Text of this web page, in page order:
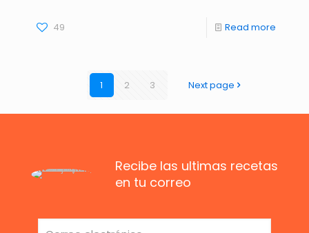
49 Read more
1 2 3 Next page
Recibe las ultimas recetas
en tu correo